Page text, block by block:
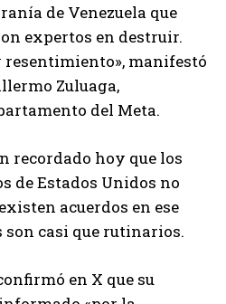
de Venezuela que
expertos en destruir.
resentimiento», manifestó
Zuluaga,
del Meta.
recordado hoy que los
de Estados Unidos no
acuerdos en ese
son casi que rutinarios.
en X que su